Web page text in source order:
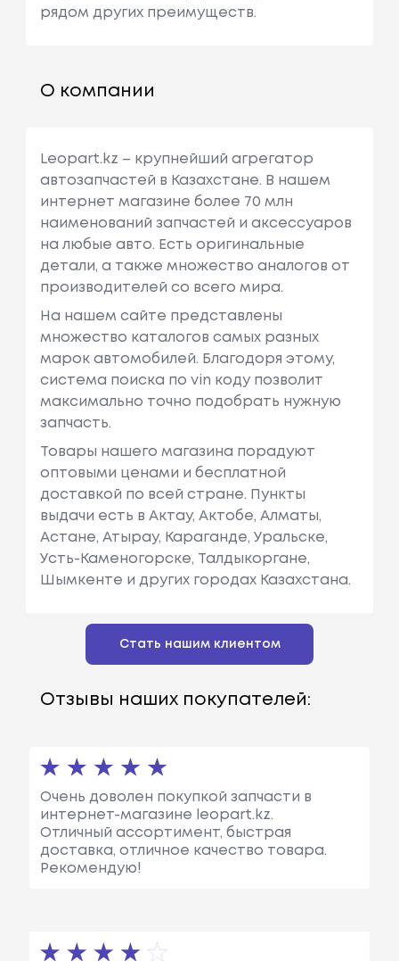
рядом других преимуществ.
О компании
Leopart.kz – крупнейший агрегатор
автозапчастей в Казахстане. В нашем
интернет магазине более 70 млн
наименований запчастей и аксессуаров
на любые авто. Есть оригинальные
детали, а также множество аналогов от
производителей со всего мира.
На нашем сайте представлены
множество каталогов самых разных
марок автомобилей. Благодоря этому,
система поиска по vin коду позволит
максимально точно подобрать нужную
запчасть.
Товары нашего магазина порадуют
оптовыми ценами и бесплатной
доставкой по всей стране. Пункты
выдачи есть в Актау, Актобе, Алматы,
Астане, Атырау, Караганде, Уральске,
Усть-Каменогорске, Талдыкоргане,
Шымкенте и других городах Казахстана.
Стать нашим клиентом
Отзывы наших покупателей:
Очень доволен покупкой запчасти в
интернет-магазине leopart.kz.
Отличный ассортимент, быстрая
доставка, отличное качество товара.
Рекомендую!